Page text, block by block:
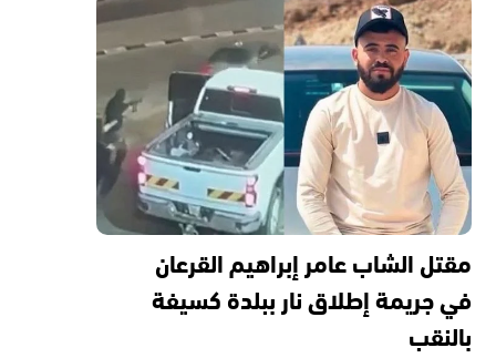
مقتل الشاب عامر إبراهيم القرعان
في جريمة إطلاق نار ببلدة كسيفة
بالنقب